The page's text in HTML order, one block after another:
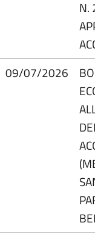
N.
09/07/2026